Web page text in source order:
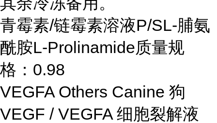
青霉素/链霉素溶液P/SL-脯氨
酰胺L-Prolinamide质量规
格：0.98
VEGFA Others Canine 狗
VEGF / VEGFA 细胞裂解液